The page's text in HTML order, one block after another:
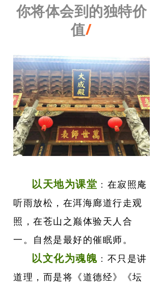
你将体会到的独特价
值/
以天地为课堂 ： 在寂照庵
听雨放松，在洱海廊道行走观
照，在苍山之巅体验天人合
一。自然是最好的催眠师。
以文化为魂魄 ： 不只是讲
道理，而是将《道德经》《坛